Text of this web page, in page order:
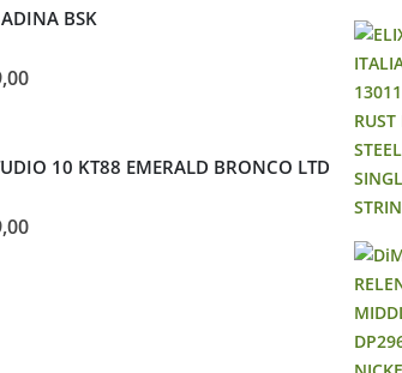
BSK
10 KT88 EMERALD BRONCO LTD